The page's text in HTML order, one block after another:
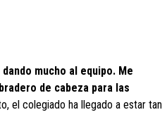
mucho al equipo. Me
de cabeza para las
el colegiado ha llegado a estar tan